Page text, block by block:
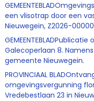
een vlisotrap door een
Nieuwegein, Z2026-
Galecoperlaan 8.
gemeente Nieuwegein.
PROVINCIAAL
omgevingsvergunning
Vredebestlaan 23 in